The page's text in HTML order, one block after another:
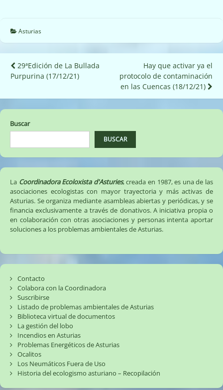
Asturias
Navegación
de
entradas
29ªEdición de La Bullada
Purpurina (17/12/21)
Hay que activar ya el
protocolo de contaminación
en las Cuencas (18/12/21)
Buscar
BUSCAR
La Coordinadora Ecoloxista d'Asturies, creada en 1987, es una de las
asociaciones ecologistas con mayor trayectoria y más activas de
Asturias. Se organiza mediante asambleas abiertas y periódicas, y se
financia exclusivamente a través de donativos. A iniciativa propia o
en colaboración con otras asociaciones y personas intenta aportar
soluciones a los problemas ambientales de Asturias.
Contacto
Colabora con la Coordinadora
Suscribirse
Listado de problemas ambientales de Asturias
Biblioteca virtual de documentos
La gestión del lobo
Incendios en Asturias
Problemas Energéticos de Asturias
Ocalitos
Los Neumáticos Fuera de Uso
Historia del ecologismo asturiano – Recopilación